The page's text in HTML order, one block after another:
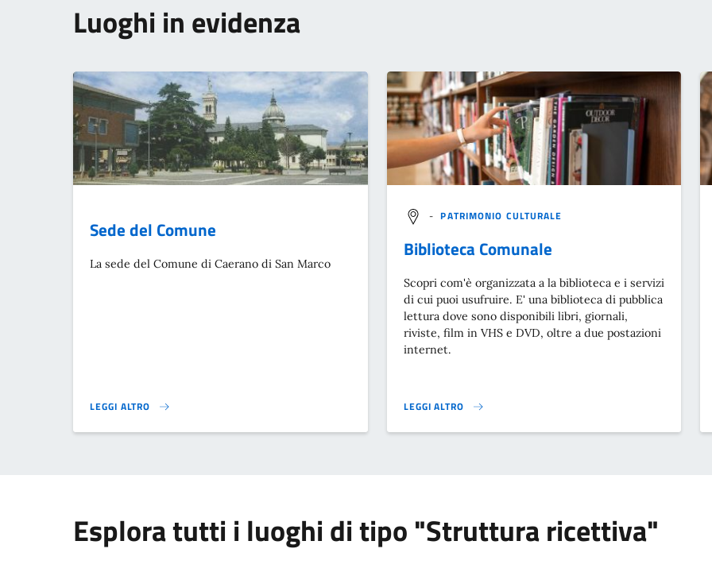
Luoghi in evidenza
Sede del Comune
La sede del Comune di Caerano di San Marco
LEGGI ALTRO
}
- PATRIMONIO CULTURALE
Biblioteca Comunale
Scopri com'è organizzata a la biblioteca e i servizi
di cui puoi usufruire. E' una biblioteca di pubblica
lettura dove sono disponibili libri, giornali,
riviste, film in VHS e DVD, oltre a due postazioni
internet.
LEGGI ALTRO
}
Esplora tutti i luoghi di tipo "Struttura ricettiva"